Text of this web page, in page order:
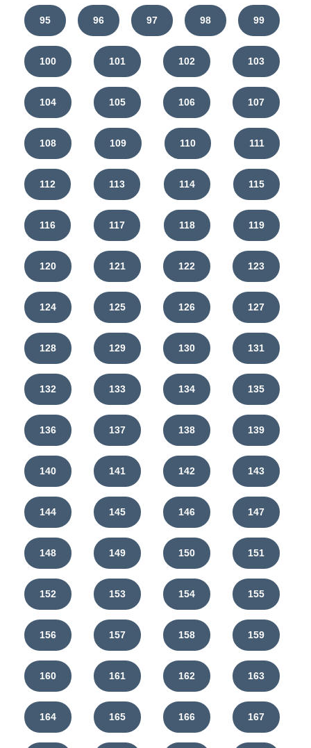
95 96 97 98 99
100 101 102 103
104 105 106 107
108 109 110 111
112 113 114 115
116 117 118 119
120 121 122 123
124 125 126 127
128 129 130 131
132 133 134 135
136 137 138 139
140 141 142 143
144 145 146 147
148 149 150 151
152 153 154 155
156 157 158 159
160 161 162 163
164 165 166 167